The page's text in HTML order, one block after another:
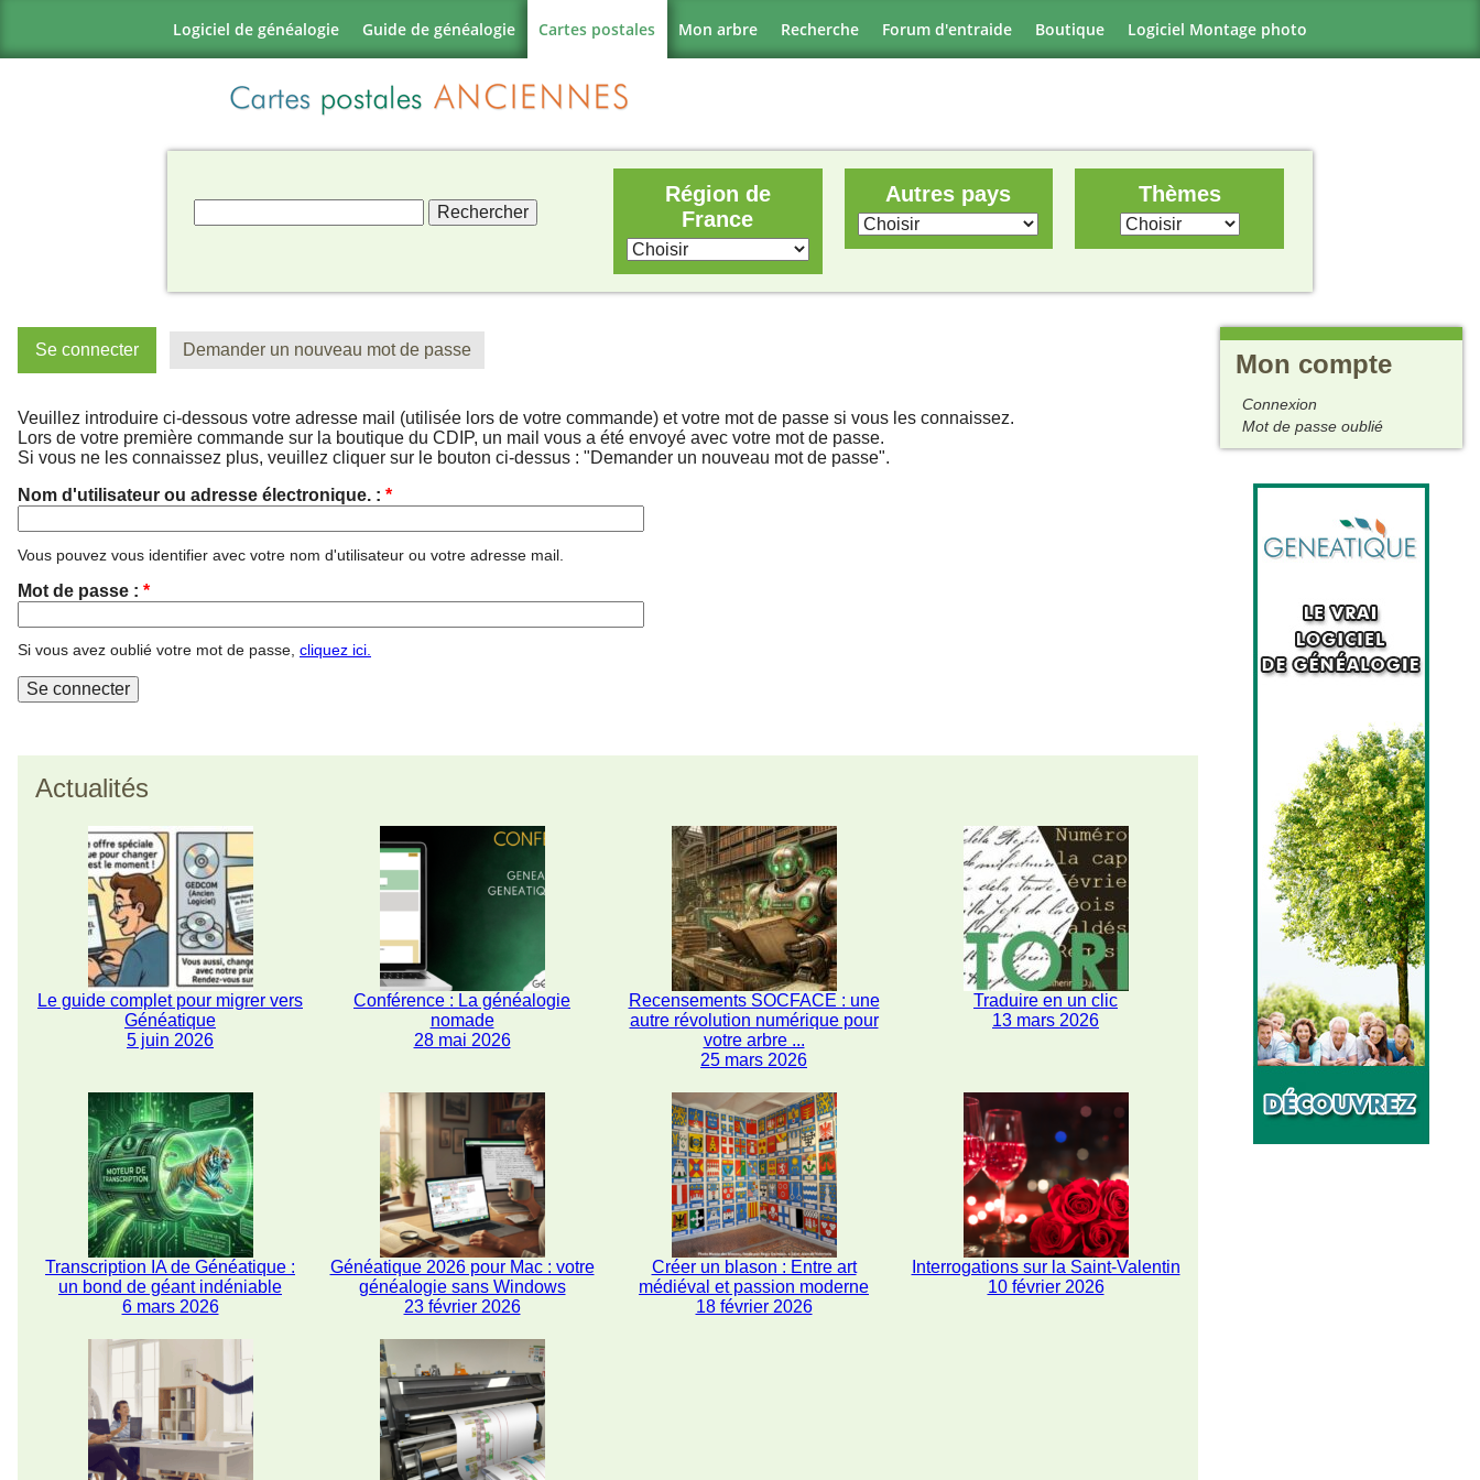
Logiciel de généalogie Guide de généalogie Cartes postales Mon arbre Recherche Forum d'entraide Boutique Logiciel Montage photo
Région de
France
Autres pays Thèmes
Se connecter Demander un nouveau mot de passe
Veuillez introduire ci-dessous votre adresse mail (utilisée lors de votre commande) et votre mot de passe si vous les connaissez.
Lors de votre première commande sur la boutique du CDIP, un mail vous a été envoyé avec votre mot de passe.
Si vous ne les connaissez plus, veuillez cliquer sur le bouton ci-dessus : "Demander un nouveau mot de passe".
Nom d'utilisateur ou adresse électronique. : *
Vous pouvez vous identifier avec votre nom d'utilisateur ou votre adresse mail.
Mot de passe : *
Si vous avez oublié votre mot de passe, cliquez ici.
Actualités
Le guide complet pour migrer vers
Généatique
5 juin 2026
Conférence : La généalogie
nomade
28 mai 2026
Recensements SOCFACE : une
autre révolution numérique pour
votre arbre ...
25 mars 2026
Traduire en un clic
13 mars 2026
Transcription IA de Généatique :
un bond de géant indéniable
6 mars 2026
Généatique 2026 pour Mac : votre
généalogie sans Windows
23 février 2026
Créer un blason : Entre art
médiéval et passion moderne
18 février 2026
Interrogations sur la Saint-Valentin
10 février 2026
Mon compte
Connexion
Mot de passe oublié